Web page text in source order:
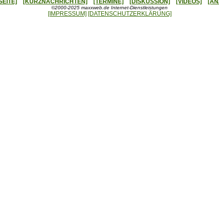
[KURZNACHRICHTEN] [TERMINE] [DISKUSSION] [VIDEOS]
©2000-2025 maxxweb.de Internet-Dienstleistungen
[IMPRESSUM] [DATENSCHUTZERKLÄRUNG]